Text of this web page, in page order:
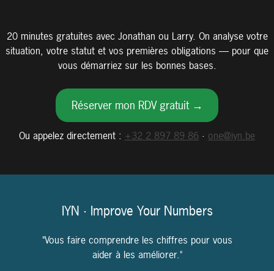
20 minutes gratuites avec Jonathan ou Larry. On analyse votre
situation, votre statut et vos premières obligations — pour que
vous démarriez sur les bonnes bases.
Réserver mon RDV gratuit →
Ou appelez directement : +32 2 897 89 86 · one@iyn.be
IYN · Improve Your Numbers
"Vous faire comprendre les chiffres pour vous
aider à les améliorer."